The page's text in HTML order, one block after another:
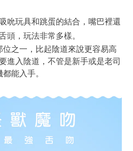
吮玩具和跳蛋的結合，嘴巴裡還
頭，玩法非常多樣。
之一，比起陰道來說更容易高
進入陰道，不管是新手或是老司
都能入手。